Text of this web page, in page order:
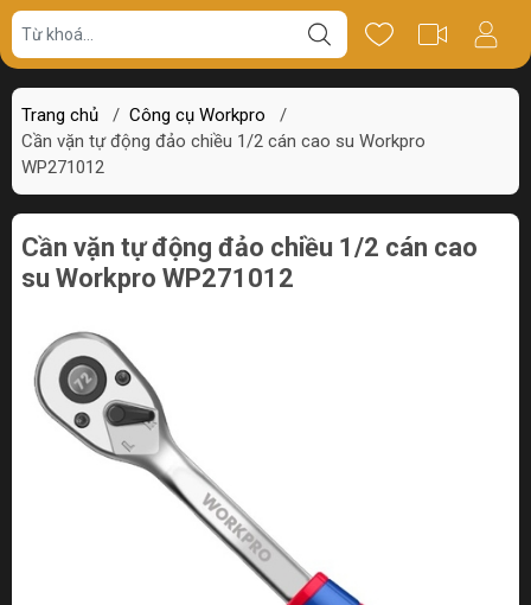
Trang chủ / Công cụ Workpro
/
Cần vặn tự động đảo chiều 1/2 cán cao su Workpro
WP271012
Giá bán Thông số Review
Cần vặn tự động đảo chiều 1/2 cán cao
su Workpro WP271012